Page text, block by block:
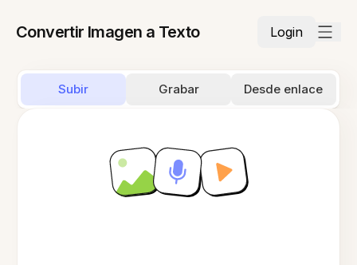
Convertir Imagen a Texto Login
Subir Grabar Desde enlace